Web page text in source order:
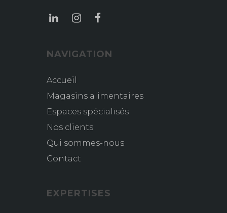
NAVIGATION
Accueil
Magasins alimentaires
Espaces spécialisés
Nos clients
Qui sommes-nous
Contact
EXPERTISES